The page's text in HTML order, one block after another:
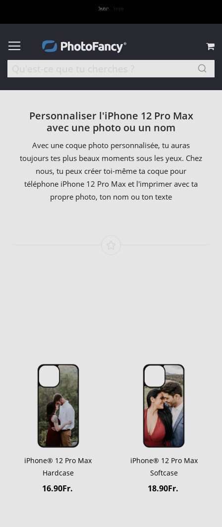
Personnaliser l'iPhone 12 Pro Max
avec une photo ou un nom
Avec une coque photo personnalisée, tu auras
toujours tes plus beaux moments sous les yeux. Chez
nous, tu peux créer toi-même ta coque pour
téléphone iPhone 12 Pro Max et l'imprimer avec ta
propre photo, ton nom ou ton texte
iPhone® 12 Pro Max
Hardcase
16.90Fr.
iPhone® 12 Pro Max
Softcase
18.90Fr.